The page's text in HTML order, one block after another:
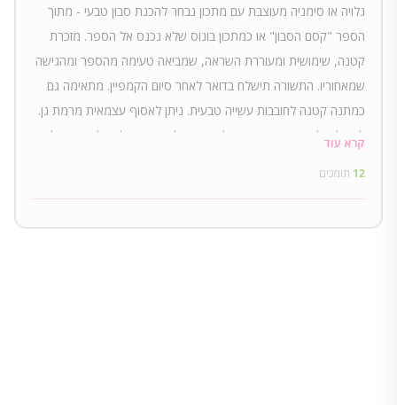
גלויה או סימניה מעוצבת עם מתכון נבחר להכנת סבון טבעי - מתוך
הספר "קסם הסבון" או כמתכון בונוס שלא נכנס אל הספר. מזכרת
קטנה, שימושית ומעוררת השראה, שמביאה טעימה מהספר ומהגישה
שמאחוריו. התשורה תישלח בדואר לאחר סיום הקמפיין. מתאימה גם
כמתנה קטנה לחובבות עשייה טבעית. ניתן לאסוף עצמאית מרמת גן.
למשלוח לנקודת מסירה- יש לבחור משלוח מקומי. למשלוח עם שליח
קרא עוד
12 תומכים